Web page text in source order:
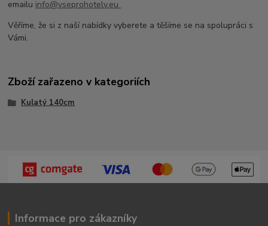
emailu info@vseprohotely.eu
Věříme, že si z naší nabídky vyberete a těšíme se na spolupráci s
Vámi.
Zboží zařazeno v kategoriích
Kulatý 140cm
Informace pro zákazníky